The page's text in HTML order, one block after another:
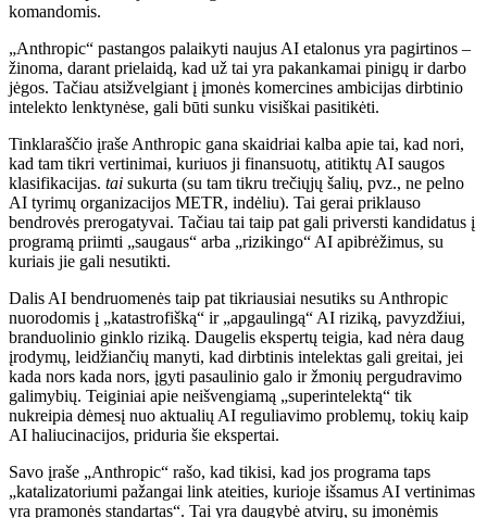
komandomis.
„Anthropic“ pastangos palaikyti naujus AI etalonus yra pagirtinos –
žinoma, darant prielaidą, kad už tai yra pakankamai pinigų ir darbo
jėgos. Tačiau atsižvelgiant į įmonės komercines ambicijas dirbtinio
intelekto lenktynėse, gali būti sunku visiškai pasitikėti.
Tinklaraščio įraše Anthropic gana skaidriai kalba apie tai, kad nori,
kad tam tikri vertinimai, kuriuos ji finansuotų, atitiktų AI saugos
klasifikacijas. tai sukurta (su tam tikru trečiųjų šalių, pvz., ne pelno
AI tyrimų organizacijos METR, indėliu). Tai gerai priklauso
bendrovės prerogatyvai. Tačiau tai taip pat gali priversti kandidatus į
programą priimti „saugaus“ arba „rizikingo“ AI apibrėžimus, su
kuriais jie gali nesutikti.
Dalis AI bendruomenės taip pat tikriausiai nesutiks su Anthropic
nuorodomis į „katastrofišką“ ir „apgaulingą“ AI riziką, pavyzdžiui,
branduolinio ginklo riziką. Daugelis ekspertų teigia, kad nėra daug
įrodymų, leidžiančių manyti, kad dirbtinis intelektas gali greitai, jei
kada nors kada nors, įgyti pasaulinio galo ir žmonių pergudravimo
galimybių. Teiginiai apie neišvengiamą „superintelektą“ tik
nukreipia dėmesį nuo aktualių AI reguliavimo problemų, tokių kaip
AI haliucinacijos, priduria šie ekspertai.
Savo įraše „Anthropic“ rašo, kad tikisi, kad jos programa taps
„katalizatoriumi pažangai link ateities, kurioje išsamus AI vertinimas
yra pramonės standartas“. Tai yra daugybė atvirų, su įmonėmis